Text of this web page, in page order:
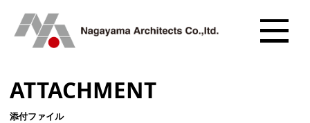
ATTACHMENT
添付ファイル